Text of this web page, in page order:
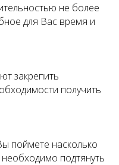
не более
для Вас время и
закрепить
получить
поймете насколько
подтянуть